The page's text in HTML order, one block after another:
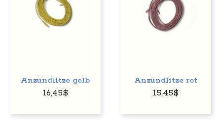
Anzündlitze gelb
16,45$
Anzündlitze rot
15,45$